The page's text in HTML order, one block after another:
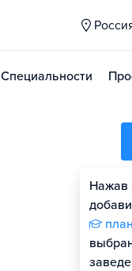
Специальности
Нажав